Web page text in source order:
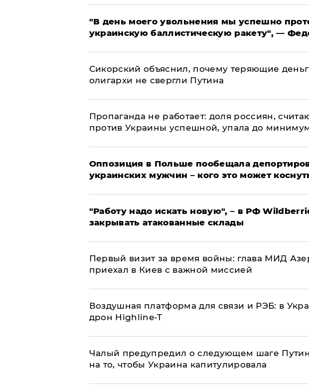
​"В день моего увольнения мы успешно
украинскую баллистическую ракету", —
Сикорский объяснил, почему теряющие
олигархи не свергли Путина
​Пропаганда не работает: доля россиян,
против Украины успешной, упала до
Оппозиция в Польше пообещала
украинских мужчин – кого это может
"Работу надо искать новую", – в РФ
закрывать атакованные склады
Первый визит за время войны: глава МИД
приехал в Киев с важной миссией
Воздушная платформа для связи и РЭБ: в
дрон Highline-T
Чалый предупредил о следующем шаге
на то, чтобы Украина капитулировала